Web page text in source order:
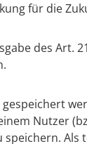
für die
des Art.
Nutzer
Als